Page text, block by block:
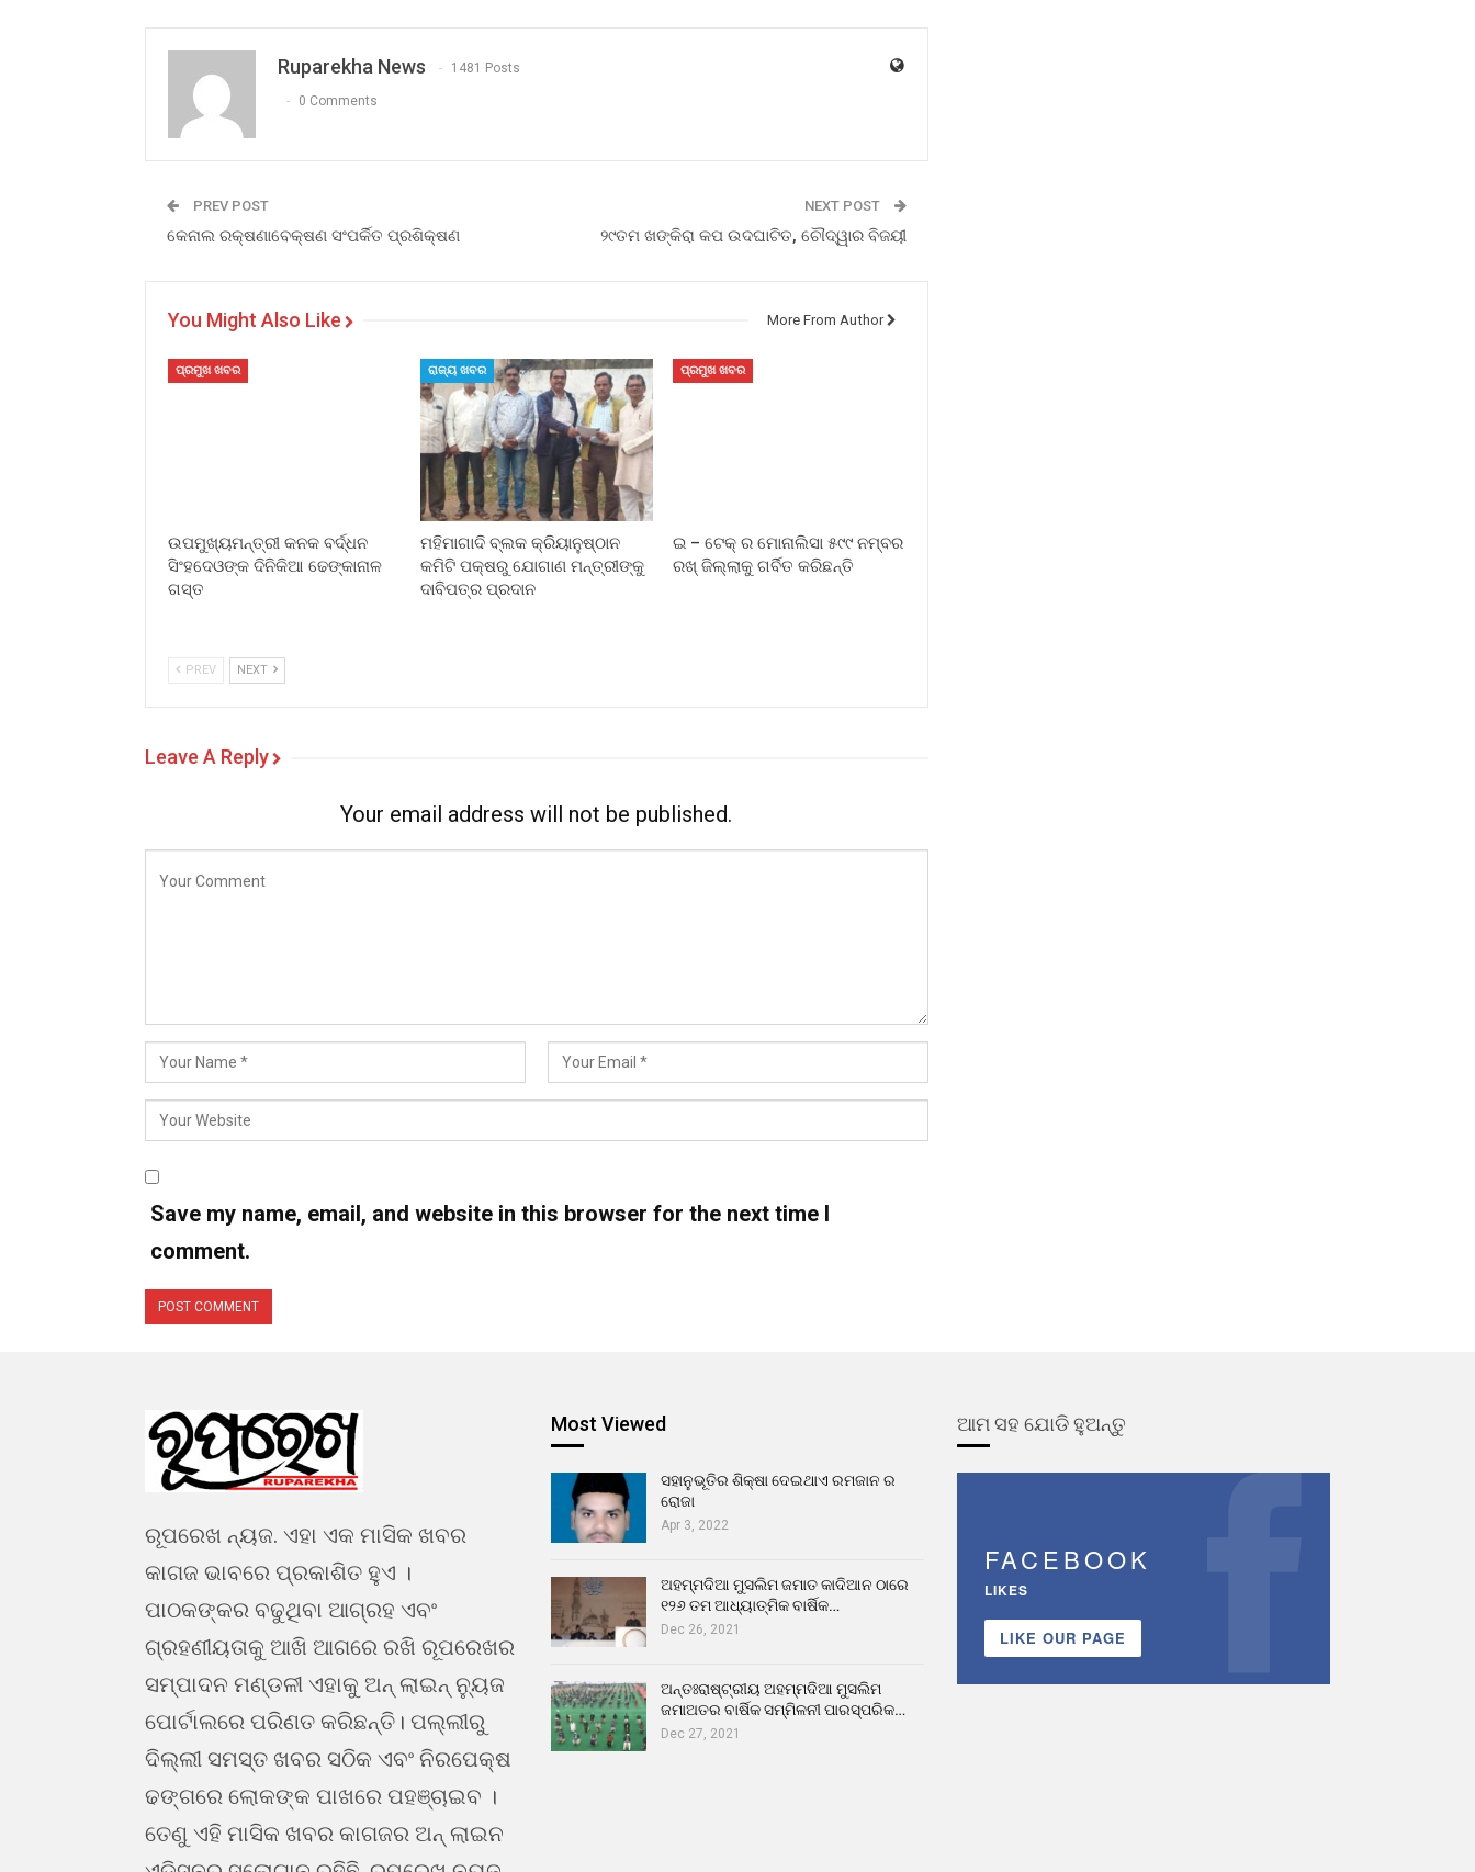
Ruparekha News 1481 Posts
0 Comments
PREV POST
କେନାଲ ରକ୍ଷଣାବେକ୍ଷଣ ସଂପର୍କିତ ପ୍ରଶିକ୍ଷଣ
NEXT POST
୨୯ତମ ଖଙ୍କିରା କପ ଉଦଘାଟିତ, ଚୌଦ୍ୱାର ବିଜୟୀ
You Might Also Like More From Author
ପ୍ରମୁଖ ଖବର
ଉପମୁଖ୍ୟମନ୍ତ୍ରୀ କନକ ବର୍ଦ୍ଧନ
ସିଂହଦେଓଙ୍କ ଦିନିକିଆ ଢେଙ୍କାନାଳ
ଗସ୍ତ
ରାଜ୍ୟ ଖବର
ମହିମାଗାଦି ବ୍ଲକ କ୍ରିୟାନୁଷ୍ଠାନ
କମିଟି ପକ୍ଷରୁ ଯୋଗାଣ ମନ୍ତ୍ରୀଙ୍କୁ
ଦାବିପତ୍ର ପ୍ରଦାନ
ପ୍ରମୁଖ ଖବର
ଇ – ଟେକ୍ ର ମୋନାଲିସା ୫୯୯ ନମ୍ବର
ରଖ୍ ଜିଲ୍ଲାକୁ ଗର୍ବିତ କରିଛନ୍ତି
PREV NEXT
Leave A Reply
Your email address will not be published.
Save my name, email, and website in this browser for the next time I
comment.
ରୂପରେଖ ନ୍ୟଜ. ଏହା ଏକ ମାସିକ ଖବର
କାଗଜ ଭାବରେ ପ୍ରକାଶିତ ହୁଏ ।
ପାଠକଙ୍କର ବଢୁଥିବା ଆଗ୍ରହ ଏବଂ
ଗ୍ରହଣୀୟତାକୁ ଆଖି ଆଗରେ ରଖି ରୂପରେଖର
ସମ୍ପାଦନ ମଣ୍ଡଳୀ ଏହାକୁ ଅନ୍ ଲାଇନ୍ ନ୍ୟୁଜ
ପୋର୍ଟାଲରେ ପରିଣତ କରିଛନ୍ତି। ପଲ୍ଲୀରୁ
ଦିଲ୍ଲୀ ସମସ୍ତ ଖବର ସଠିକ ଏବଂ ନିରପେକ୍ଷ
ଢଙ୍ଗରେ ଲୋକଙ୍କ ପାଖରେ ପହଞ୍ଚାଇବ ।
ତେଣୁ ଏହି ମାସିକ ଖବର କାଗଜର ଅନ୍ ଲାଇନ
Most Viewed
ସହାନୁଭୂତିର ଶିକ୍ଷା ଦେଇଥାଏ ରମଜାନ ର
ରୋଜା
Apr 3, 2022
ଅହମ୍ମଦିଆ ମୁସଲିମ ଜମାତ କାଦିଆନ ଠାରେ
୧୨୬ ତମ ଆଧ୍ୟାତ୍ମିକ ବାର୍ଷିକ…
Dec 26, 2021
ଅନ୍ତଃରାଷ୍ଟ୍ରୀୟ ଅହମ୍ମଦିଆ ମୁସଲିମ
ଜମାଅତର ବାର୍ଷିକ ସମ୍ମିଳନୀ ପାରସ୍ପରିକ…
Dec 27, 2021
ଆମ ସହ ଯୋଡି ହୁଅନ୍ତୁ
FACEBOOK
LIKES
LIKE OUR PAGE